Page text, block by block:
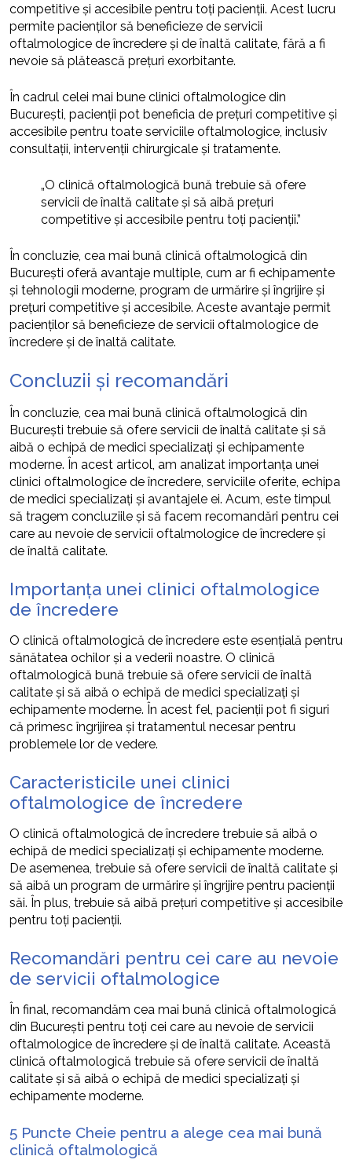
competitive și accesibile pentru toți pacienții. Acest lucru
permite pacienților să beneficieze de servicii
oftalmologice de încredere și de înaltă calitate, fără a fi
nevoie să plătească prețuri exorbitante.
În cadrul celei mai bune clinici oftalmologice din
București, pacienții pot beneficia de prețuri competitive și
accesibile pentru toate serviciile oftalmologice, inclusiv
consultații, intervenții chirurgicale și tratamente.
„O clinică oftalmologică bună trebuie să ofere
servicii de înaltă calitate și să aibă prețuri
competitive și accesibile pentru toți pacienții.”
În concluzie, cea mai bună clinică oftalmologică din
București oferă avantaje multiple, cum ar fi echipamente
și tehnologii moderne, program de urmărire și îngrijire și
prețuri competitive și accesibile. Aceste avantaje permit
pacienților să beneficieze de servicii oftalmologice de
încredere și de înaltă calitate.
Concluzii și recomandări
În concluzie, cea mai bună clinică oftalmologică din
București trebuie să ofere servicii de înaltă calitate și să
aibă o echipă de medici specializați și echipamente
moderne. În acest articol, am analizat importanța unei
clinici oftalmologice de încredere, serviciile oferite, echipa
de medici specializați și avantajele ei. Acum, este timpul
să tragem concluziile și să facem recomandări pentru cei
care au nevoie de servicii oftalmologice de încredere și
de înaltă calitate.
Importanța unei clinici oftalmologice
de încredere
O clinică oftalmologică de încredere este esențială pentru
sănătatea ochilor și a vederii noastre. O clinică
oftalmologică bună trebuie să ofere servicii de înaltă
calitate și să aibă o echipă de medici specializați și
echipamente moderne. În acest fel, pacienții pot fi siguri
că primesc îngrijirea și tratamentul necesar pentru
problemele lor de vedere.
Caracteristicile unei clinici
oftalmologice de încredere
O clinică oftalmologică de încredere trebuie să aibă o
echipă de medici specializați și echipamente moderne.
De asemenea, trebuie să ofere servicii de înaltă calitate și
să aibă un program de urmărire și îngrijire pentru pacienții
săi. În plus, trebuie să aibă prețuri competitive și accesibile
pentru toți pacienții.
Recomandări pentru cei care au nevoie
de servicii oftalmologice
În final, recomandăm cea mai bună clinică oftalmologică
din București pentru toți cei care au nevoie de servicii
oftalmologice de încredere și de înaltă calitate. Această
clinică oftalmologică trebuie să ofere servicii de înaltă
calitate și să aibă o echipă de medici specializați și
echipamente moderne.
5 Puncte Cheie pentru a alege cea mai bună
clinică oftalmologică